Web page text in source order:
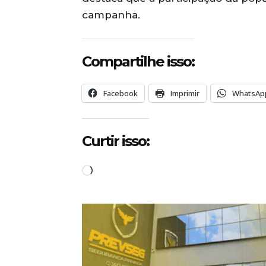
campanha.
Compartilhe isso:
Facebook Imprimir
Curtir isso:
C
r
e
g